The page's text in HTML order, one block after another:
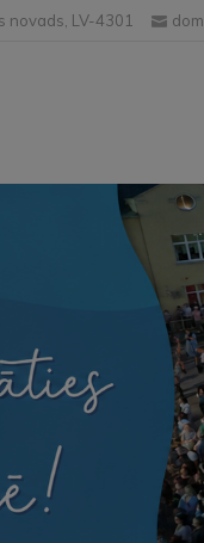
novads, LV-4301